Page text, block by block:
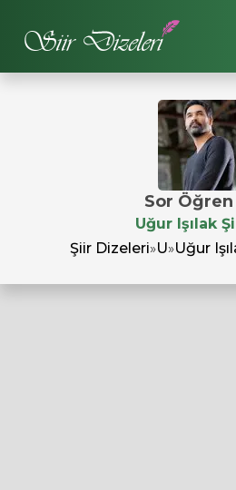
Sor Öğren
Uğur Işılak
Şiir Dizeleri»U»Uğur